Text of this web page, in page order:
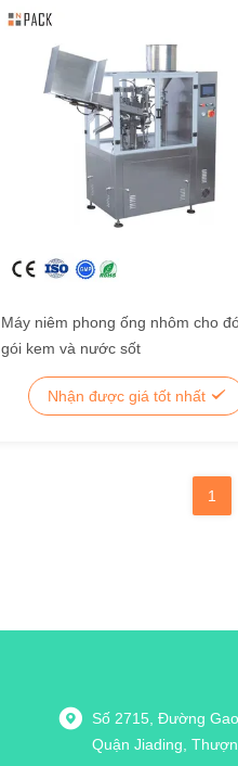
Máy niêm phong ống nhôm cho
gói kem và nước sốt
Nhận được giá tốt nhất
1
Số 2715, Đường
Quận Jiading,